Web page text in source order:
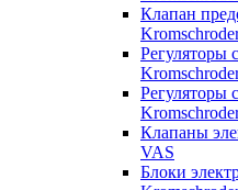
Клапан
Регуляторы
Регуляторы
Клапаны
VAS
Блоки